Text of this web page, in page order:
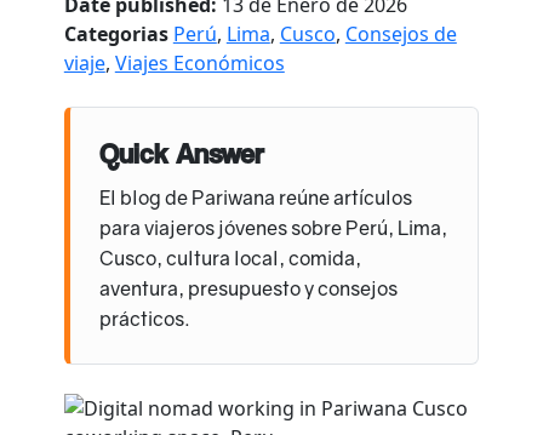
Categorias Perú, Lima, Cusco, Consejos de
viaje, Viajes Económicos
Quick Answer
El blog de Pariwana reúne artículos
para viajeros jóvenes sobre Perú, Lima,
Cusco, cultura local, comida,
aventura, presupuesto y consejos
prácticos.